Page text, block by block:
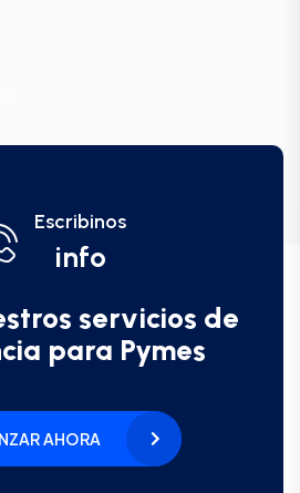
Escribinos
info
servicios de
para Pymes
AHORA